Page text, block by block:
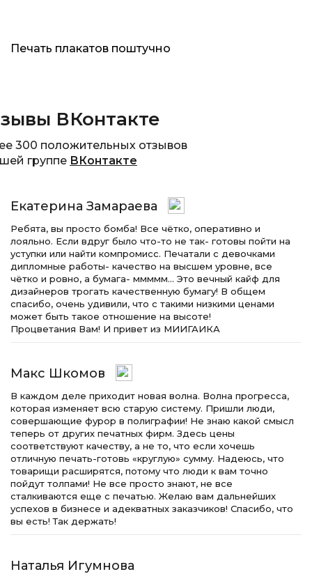
Печать плакатов поштучно
ВКонтакте
300 положительных отзывов
группе ВКонтакте
Екатерина Замараева
Ребята, вы просто бомба! Все чётко, оперативно и
лояльно. Если вдруг было что-то не так- готовы пойти на
уступки или найти компромисс. Печатали с девочками
дипломные работы- качество на высшем уровне, все
чётко и ровно, а бумага- ммммм… Это вечный кайф для
дизайнеров трогать качественную бумагу! В общем
спасибо, очень удивили, что с такими низкими ценами
может быть такое отношение на высоте!
Процветания Вам! И привет из МИИГАИКА
Макс Шкомов
В каждом деле приходит новая волна. Волна прогресса,
которая изменяет всю старую систему. Пришли люди,
совершающие фурор в полиграфии! Не знаю какой смысл
теперь от других печатных фирм. Здесь цены
соответствуют качеству, а не то, что если хочешь
отличную печать-готовь «круглую» сумму. Надеюсь, что
товарищи расширятся, потому что люди к вам точно
пойдут толпами! Не все просто знают, не все
сталкиваются еще с печатью. Желаю вам дальнейших
успехов в бизнесе и адекватных заказчиков! Спасибо, что
вы есть! Так держать!
Наталья Игумнова